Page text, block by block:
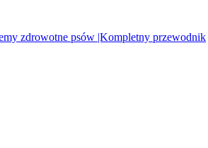
zdrowotne psów |Kompletny przewodnik